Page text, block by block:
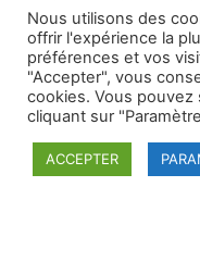
SFDI
Nous utilisons des
offrir l'expérience la
préférences et vos
"Accepter", vous
cookies. Vous pouvez
cliquant sur
ACCEPTER